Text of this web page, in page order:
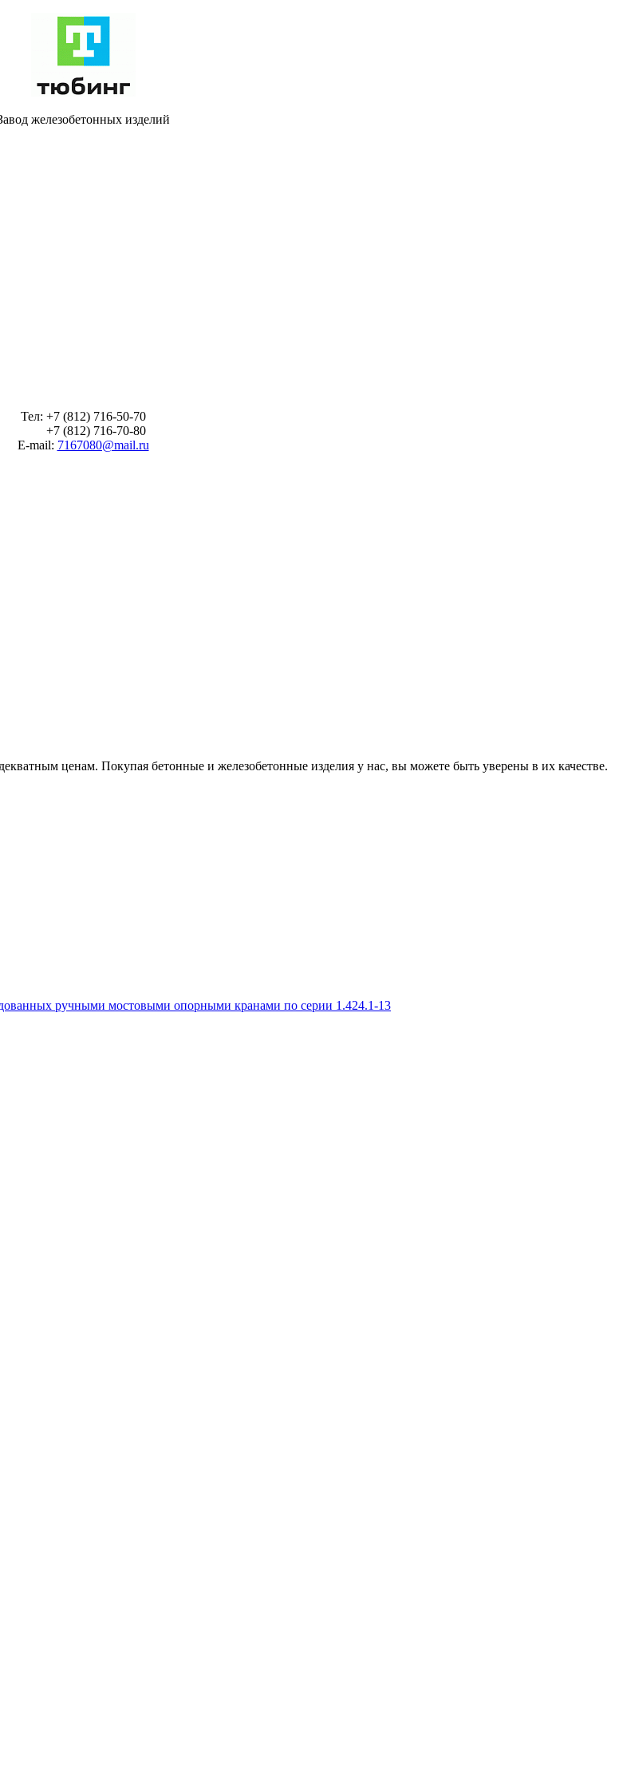
железобетонных изделий
Тел: +7 (812) 716-50-70
+7 (812) 716-70-80
E-mail: 7167080@mail.ru
ценам. Покупая бетонные и железобетонные изделия у нас, вы можете быть уверены в их качестве.
ручными мостовыми опорными кранами по серии 1.424.1-13